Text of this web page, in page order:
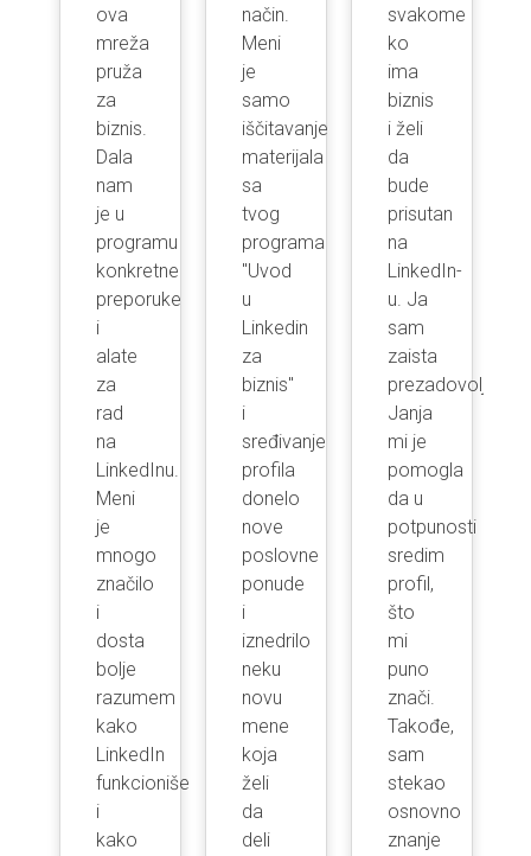
ova
mreža
pruža
za
biznis.
Dala
nam
je u
programu
konkretne
preporuke
i
alate
za
rad
na
LinkedInu.
Meni
je
mnogo
značilo
i
dosta
bolje
razumem
kako
LinkedIn
funkcioniše
i
kako
način.
Meni
je
samo
iščitavanje
materijala
sa
tvog
programa
"Uvod
u
Linkedin
za
biznis"
i
sređivanje
profila
donelo
nove
poslovne
ponude
i
iznedrilo
neku
novu
mene
koja
želi
da
deli
svakome
ko
ima
biznis
i želi
da
bude
prisutan
na
LinkedIn-
u. Ja
sam
zaista
prezadovoljan,
Janja
mi je
pomogla
da u
potpunosti
sredim
profil,
što
mi
puno
znači.
Takođe,
sam
stekao
osnovno
znanje